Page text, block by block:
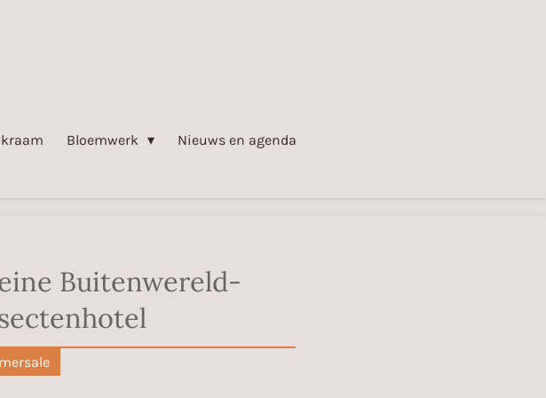
Bloemwerk
Nieuws en agenda
Buitenwereld-